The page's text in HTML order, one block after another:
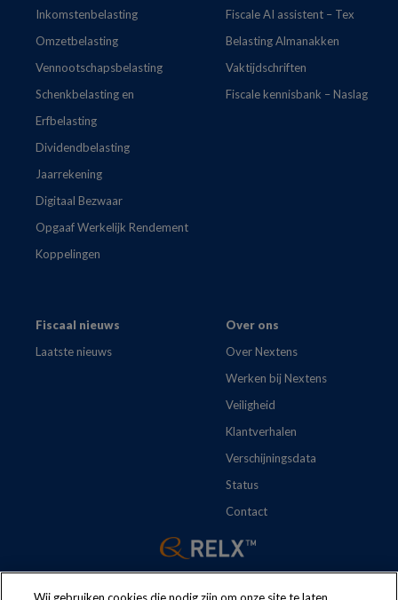
Inkomstenbelasting
Omzetbelasting
Vennootschapsbelasting
Schenkbelasting en
Erfbelasting
Dividendbelasting
Jaarrekening
Digitaal Bezwaar
Opgaaf Werkelijk Rendement
Koppelingen
Fiscale AI assistent – Tex
Belasting Almanakken
Vaktijdschriften
Fiscale kennisbank – Naslag
Fiscaal nieuws
Laatste nieuws
Over ons
Over Nextens
Werken bij Nextens
Veiligheid
Klantverhalen
Verschijningsdata
Status
Contact